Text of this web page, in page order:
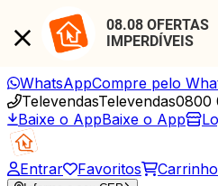
08.08 OFERTAS
IMPERDÍVEIS
WhatsAppCompre pelo
TelevendasTelevendas0800
Baixe o AppBaixe o App
Entrar Favoritos Carrinho